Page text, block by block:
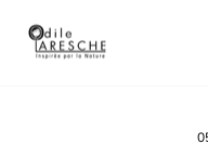
contenu